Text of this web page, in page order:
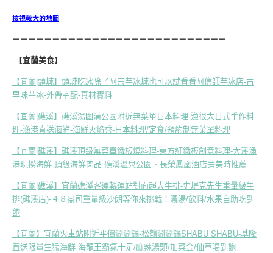
檢視較大的地圖
－－－－－－－－－－－－－－－－－－－－－－－－－－－
【宜蘭美食】
【宜蘭|頭城】頭城吃冰除了阿宗芋冰城也可以試看看阿信師芋冰店-古
早味芋冰-外帶宅配-真材實料
【宜蘭|礁溪】礁溪湯圍溝公園附近無菜單日本料理-漁很大日式手作料
理-漁港直送海鮮-海鮮火焰秀-日本料理/定食/預約制無菜單料理
【宜蘭|礁溪】礁溪頂級無菜單鐵板燒料理-東方紅鐵板創意料理-大溪漁
港現撈海鮮-頂級海鮮肉品-礁溪溫泉公園、長榮鳳凰酒店旁美時推薦
【宜蘭|礁溪】宜蘭礁溪客運轉運站對面超大牛排-史堤克先生重量級牛
排(礁溪店)-４８盎司重量級沙朗等你來挑戰！濃湯/飲料/水果自助吃到
飽
【宜蘭】宜蘭火車站附近平價涮涮鍋-松鶴涮涮鍋SHABU SHABU-基隆
直送限量生猛海鮮-海龍王霸氣十足/麻辣湯頭/加菜金/仙草喝到飽